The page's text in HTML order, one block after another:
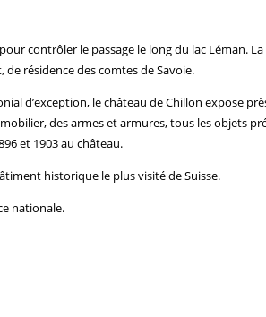
contrôler le passage le long du lac Léman.
résidence des comtes de Savoie.
d’exception, le château de Chillon expose
des armes et armures, tous les objets
et 1903 au château.
historique le plus visité de Suisse.
nationale.